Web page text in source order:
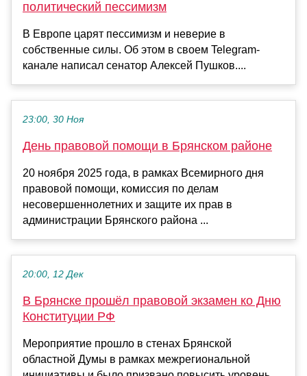
политический пессимизм
В Европе царят пессимизм и неверие в
собственные силы. Об этом в своем Telegram-
канале написал сенатор Алексей Пушков....
23:00, 30 Ноя
День правовой помощи в Брянском районе
20 ноября 2025 года, в рамках Всемирного дня
правовой помощи, комиссия по делам
несовершеннолетних и защите их прав в
администрации Брянского района ...
20:00, 12 Дек
В Брянске прошёл правовой экзамен ко Дню
Конституции РФ
Мероприятие прошло в стенах Брянской
областной Думы в рамках межрегиональной